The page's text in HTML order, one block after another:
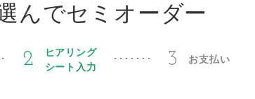
んでセミオーダー
2
ヒアリング
シート入力
3 お支払い